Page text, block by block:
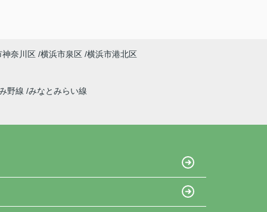
神奈川区 横浜市泉区 横浜市港北区
野線 みなとみらい線